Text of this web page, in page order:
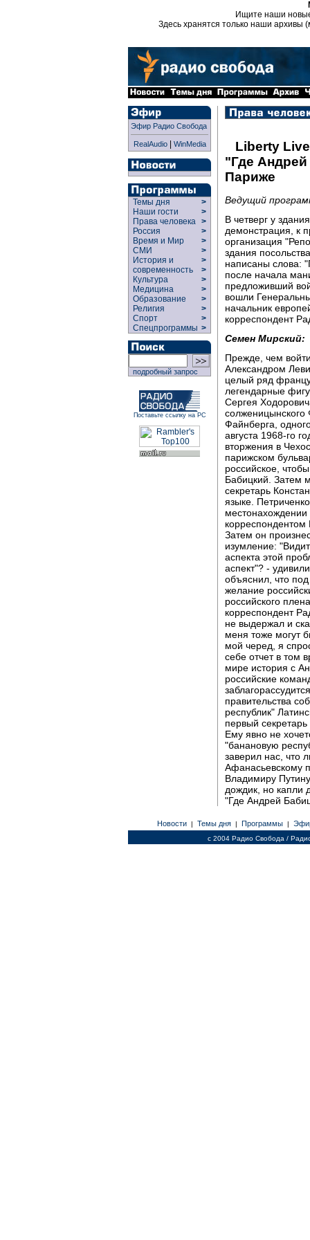
Ищите наши
Здесь хранятся только наши архивы
Эфир Радио Свобода
RealAudio| WinMedia
Темы дня
>
Наши гости
>
Права человека >
Россия
>
Время и Мир
>
СМИ
>
История и
современность
>
>
Культура
>
Медицина
>
Образование
>
Религия
>
Спорт
>
Спецпрограммы >
подробный запрос
Поставьте ссылку на РС
Liberty
"Где
Париже
Ведущий
В четверг у
демонстрация, к
организация
здания
написаны слова:
после начала
предложивший
вошли
начальник
корреспондент
Семен Мирский:
Прежде, чем
Александром
целый ряд
легендарные
Сергея
Файнберга,
августа 1968-го
вторжения в
парижском
российское,
Бабицкий. Затем
секретарь
языке.
местонахождении
Затем он
изумление:
аспекта этой
аспект"? -
объяснил, что
желание
российского
корреспондент
не выдержал и
меня тоже могут
мой черед, я
себе отчет в том
мире история с
российские
правительства
республик"
первый
Ему явно не
"банановую
заверил нас, что
Афанасьевскому
Владимиру
дождик, но капли
"Где Андрей
Новости | Темы дня | Программы |
c 2004 Радио Свобода /